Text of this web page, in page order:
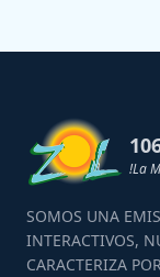
!La
SOMOS UNA
INTERACTIVOS,
CARACTERIZA